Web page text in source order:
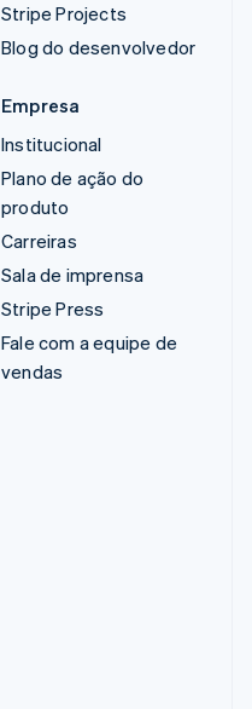
Stripe Projects
Blog do desenvolvedor
Empresa
Institucional
Plano de ação do
produto
Carreiras
Sala de imprensa
Stripe Press
Fale com a equipe de
vendas